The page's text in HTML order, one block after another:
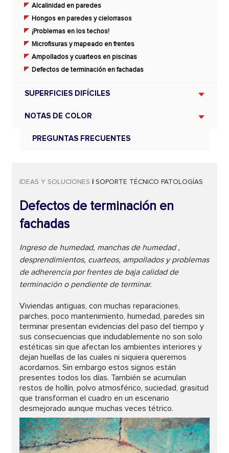
Alcalinidad en paredes
Hongos en paredes y cielorrasos
¡Problemas en los techos!
Microfisuras y mapeado en frentes
Ampollados y cuarteos en piscinas
Defectos de terminación en fachadas
SUPERFICIES DIFÍCILES
NOTAS DE COLOR
PREGUNTAS FRECUENTES
IDEAS Y SOLUCIONES | SOPORTE TÉCNICO PATOLOGÍAS
Defectos de terminación en
fachadas
Ingreso de humedad, manchas de humedad ,
desprendimientos, cuarteos, ampollados y problemas
de adherencia por frentes de baja calidad de
terminación o pendiente de terminar.
Viviendas antiguas, con muchas reparaciones,
parches, poco mantenimiento, humedad, paredes sin
terminar presentan evidencias del paso del tiempo y
sus consecuencias que indudablemente no son solo
estéticas sin que afectan los ambientes interiores y
dejan huellas de las cuales ni siquiera queremos
acordarnos. Sin embargo estos signos están
presentes todos los días. También se acumulan
restos de hollín, polvo atmosférico, suciedad, grasitud
que transforman el cuadro en un escenario
desmejorado aunque muchas veces tétrico.